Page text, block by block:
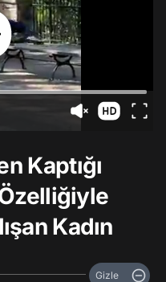
Kaptığı
Kadın
Gizle